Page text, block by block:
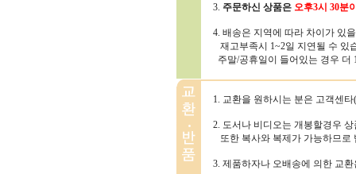
3. 주문하신 상품은 오후3시 30분
4. 배송은 지역에 따라 차이가 있
재고부족시 1~2일 지연될 수 있
주말/공휴일이 들어있는 경우 더
1. 교환을 원하시는 분은 고객센
2. 도서나 비디오는 개봉할경우
또한 복사와 복제가 가능하므로
3. 제품하자나 오배송에 의한 교